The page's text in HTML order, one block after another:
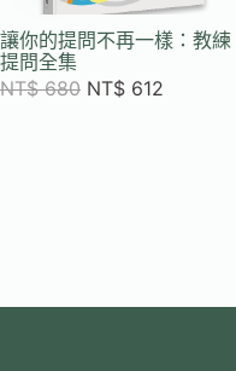
讓你的提問不再一樣：教練
提問全集
NT$680 NT$ 612